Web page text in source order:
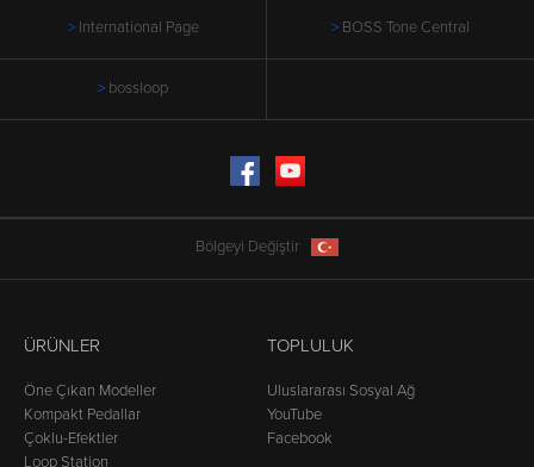
International Page BOSS Tone Central
bossloop
FacebookYouTube
Bölgeyi Değiştir
ÜRÜNLER
Öne Çıkan Modeller
Kompakt Pedallar
Çoklu-Efektler
Loop Station
TOPLULUK
Uluslararası Sosyal Ağ
YouTube
Facebook